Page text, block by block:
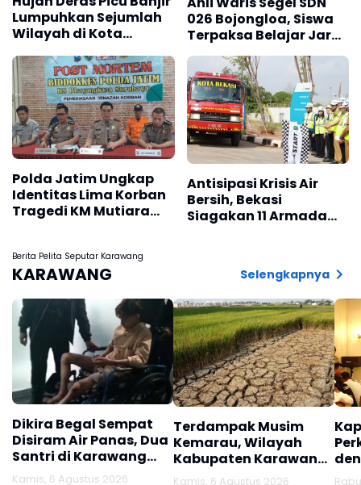
Lumpuhkan Sejumlah
Wilayah di Kota
026 Bojongloa, Siswa
Terpaksa Belajar Jarak
Jauh
Polda Jatim Ungkap
Identitas Lima Korban
Tragedi KM Mutiara
Antisipasi Krisis Air
Bersih, Bekasi
Siagakan 11 Armada
Berita Pelita Seputar Karawang
KARAWANG Selengkapnya
Dikira Begal Sempat
Disiram Air Panas, Dua
Santri di Karawang
Terluka Akibat Aksi
Kamis, 6 Agustus 2026
Terdampak Musim
Kemarau, Wilayah
Kabupaten Karawang
Kekeringan Makin
Kamis, 6 Agustus 2026